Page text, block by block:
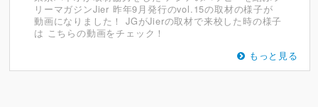
リーマガジンJier 昨年9月発行のvol.15の取材の様子が
動画になりました！ JGがJierの取材で来校した時の様子
は こちらの動画をチェック！
もっと見る